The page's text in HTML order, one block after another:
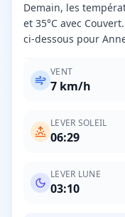
Demain, les
et 35°C avec
ci-dessous pour
VENT
7 km/h
LEVER SOLEIL
06:29
LEVER LUNE
03:10